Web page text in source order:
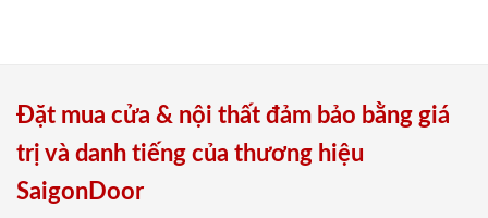
Đặt mua cửa & nội thất đảm bảo bằng giá
trị và danh tiếng của thương hiệu
SaigonDoor